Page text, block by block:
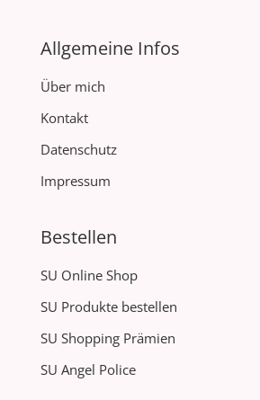
Allgemeine Infos
Über mich
Kontakt
Datenschutz
Impressum
Bestellen
SU Online Shop
SU Produkte bestellen
SU Shopping Prämien
SU Angel Police